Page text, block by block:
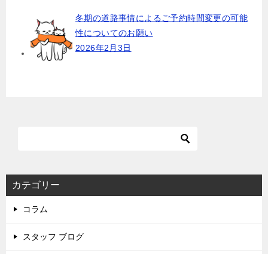
冬期の道路事情によるご予約時間変更の可能
性についてのお願い
2026年2月3日
カテゴリー
コラム
スタッフ ブログ